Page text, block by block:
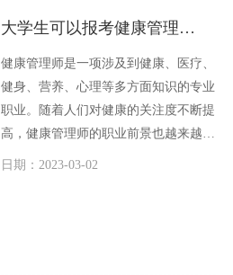
大学生可以报考健康管理师吗？
健康管理师是一项涉及到健康、医疗、
健身、营养、心理等多方面知识的专业
职业。随着人们对健康的关注度不断提
高，健康管理师的职业前景也越来越广
阔。那么，大学生可以报考健康管理师
日期：2023-03-02